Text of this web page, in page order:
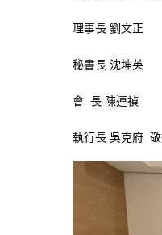
理事長 劉文正
秘書長 沈坤英
會 長 陳連禎
執行長 吳克府